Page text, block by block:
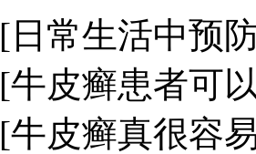
[日常生活中预
[牛皮癣患者可
[牛皮癣真很容